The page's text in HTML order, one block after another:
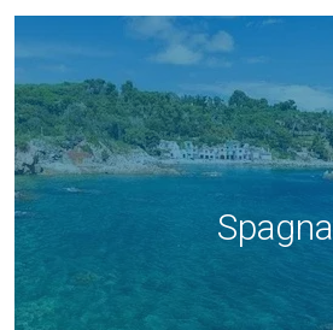
Spagna